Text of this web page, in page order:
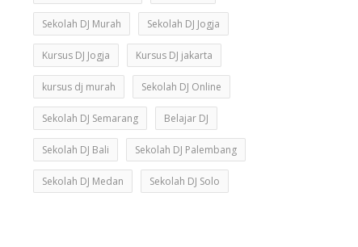
Sekolah DJ Murah Sekolah DJ Jogja
Kursus DJ Jogja Kursus DJ jakarta
kursus dj murah Sekolah DJ Online
Sekolah DJ Semarang Belajar DJ
Sekolah DJ Bali Sekolah DJ Palembang
Sekolah DJ Medan Sekolah DJ Solo